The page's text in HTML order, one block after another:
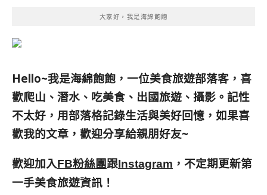
大家好，我是海綿飽飽
Hello~我是海綿飽飽，一位美食旅遊部落客， 喜
歡爬山、潛水、吃美食、出國旅遊、攝影。 記性
不太好，用部落格記錄生活與美好回憶， 如果喜
歡我的文章，歡迎分享給親朋好友~
歡迎加入FB粉絲團跟Instagram ，不定期更新第
一手美食旅遊資訊！